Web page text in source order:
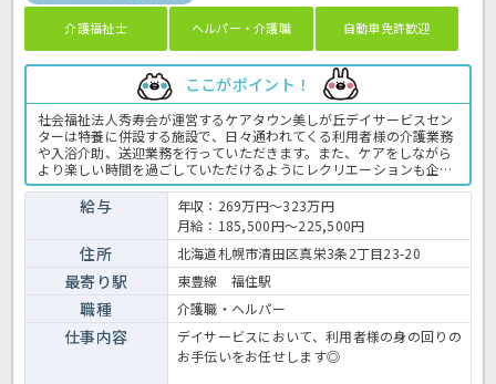
介護福祉士 ヘルパー・介護職 自動車免許歓迎
ここがポイント！
社会福祉法人秀寿会が運営するケアタウン美しが丘デイサービスセン
ターは特養に併設する施設で、日々通われてくる利用者様の介護業務
や入浴介助、送迎業務を行っていただきます。また、ケアをしながら
より楽しい時間を過ごしていただけるようにレクリエーションも企画
実施しています！月一回程度研修もあり希望があれば外部研修にも参
加できるので、お仕事をしながら自身のスキルアップの機会もありま
す♪賞与もしっかりあり、日曜日お休みになので家庭と両立しながら
日勤のみでお仕事を探しているという方にはオススメの求人！気にな
る方はほっ介護までお気軽にお問い合わせください。デイサービスで
の介護業務全般です。＜介護職 正職員 デイの求人＞
給与
年収：269万円～323万円
月給：185,500円～225,500円
住所 北海道札幌市清田区真栄3条2丁目23-20
最寄り駅 東豊線 福住駅
職種 介護職・ヘルパー
仕事内容
デイサービスにおいて、利用者様の身の回りの
お手伝いをお任せします◎